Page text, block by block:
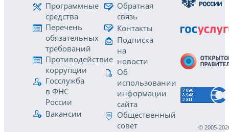
Программные
средства
Перечень
обязательных
требований
Противодействие
коррупции
Госслужба
в ФНС
России
Вакансии
Обратная
связь
Контакты
Подписка
на
новости
Об
использовании
информации
сайта
Общественный
совет
© 2005-